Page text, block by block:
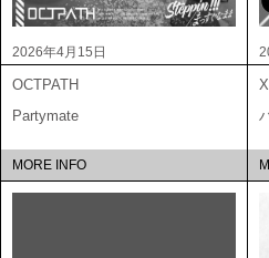
2026年4月15日
OCTPATH
Partymate
MORE INFO